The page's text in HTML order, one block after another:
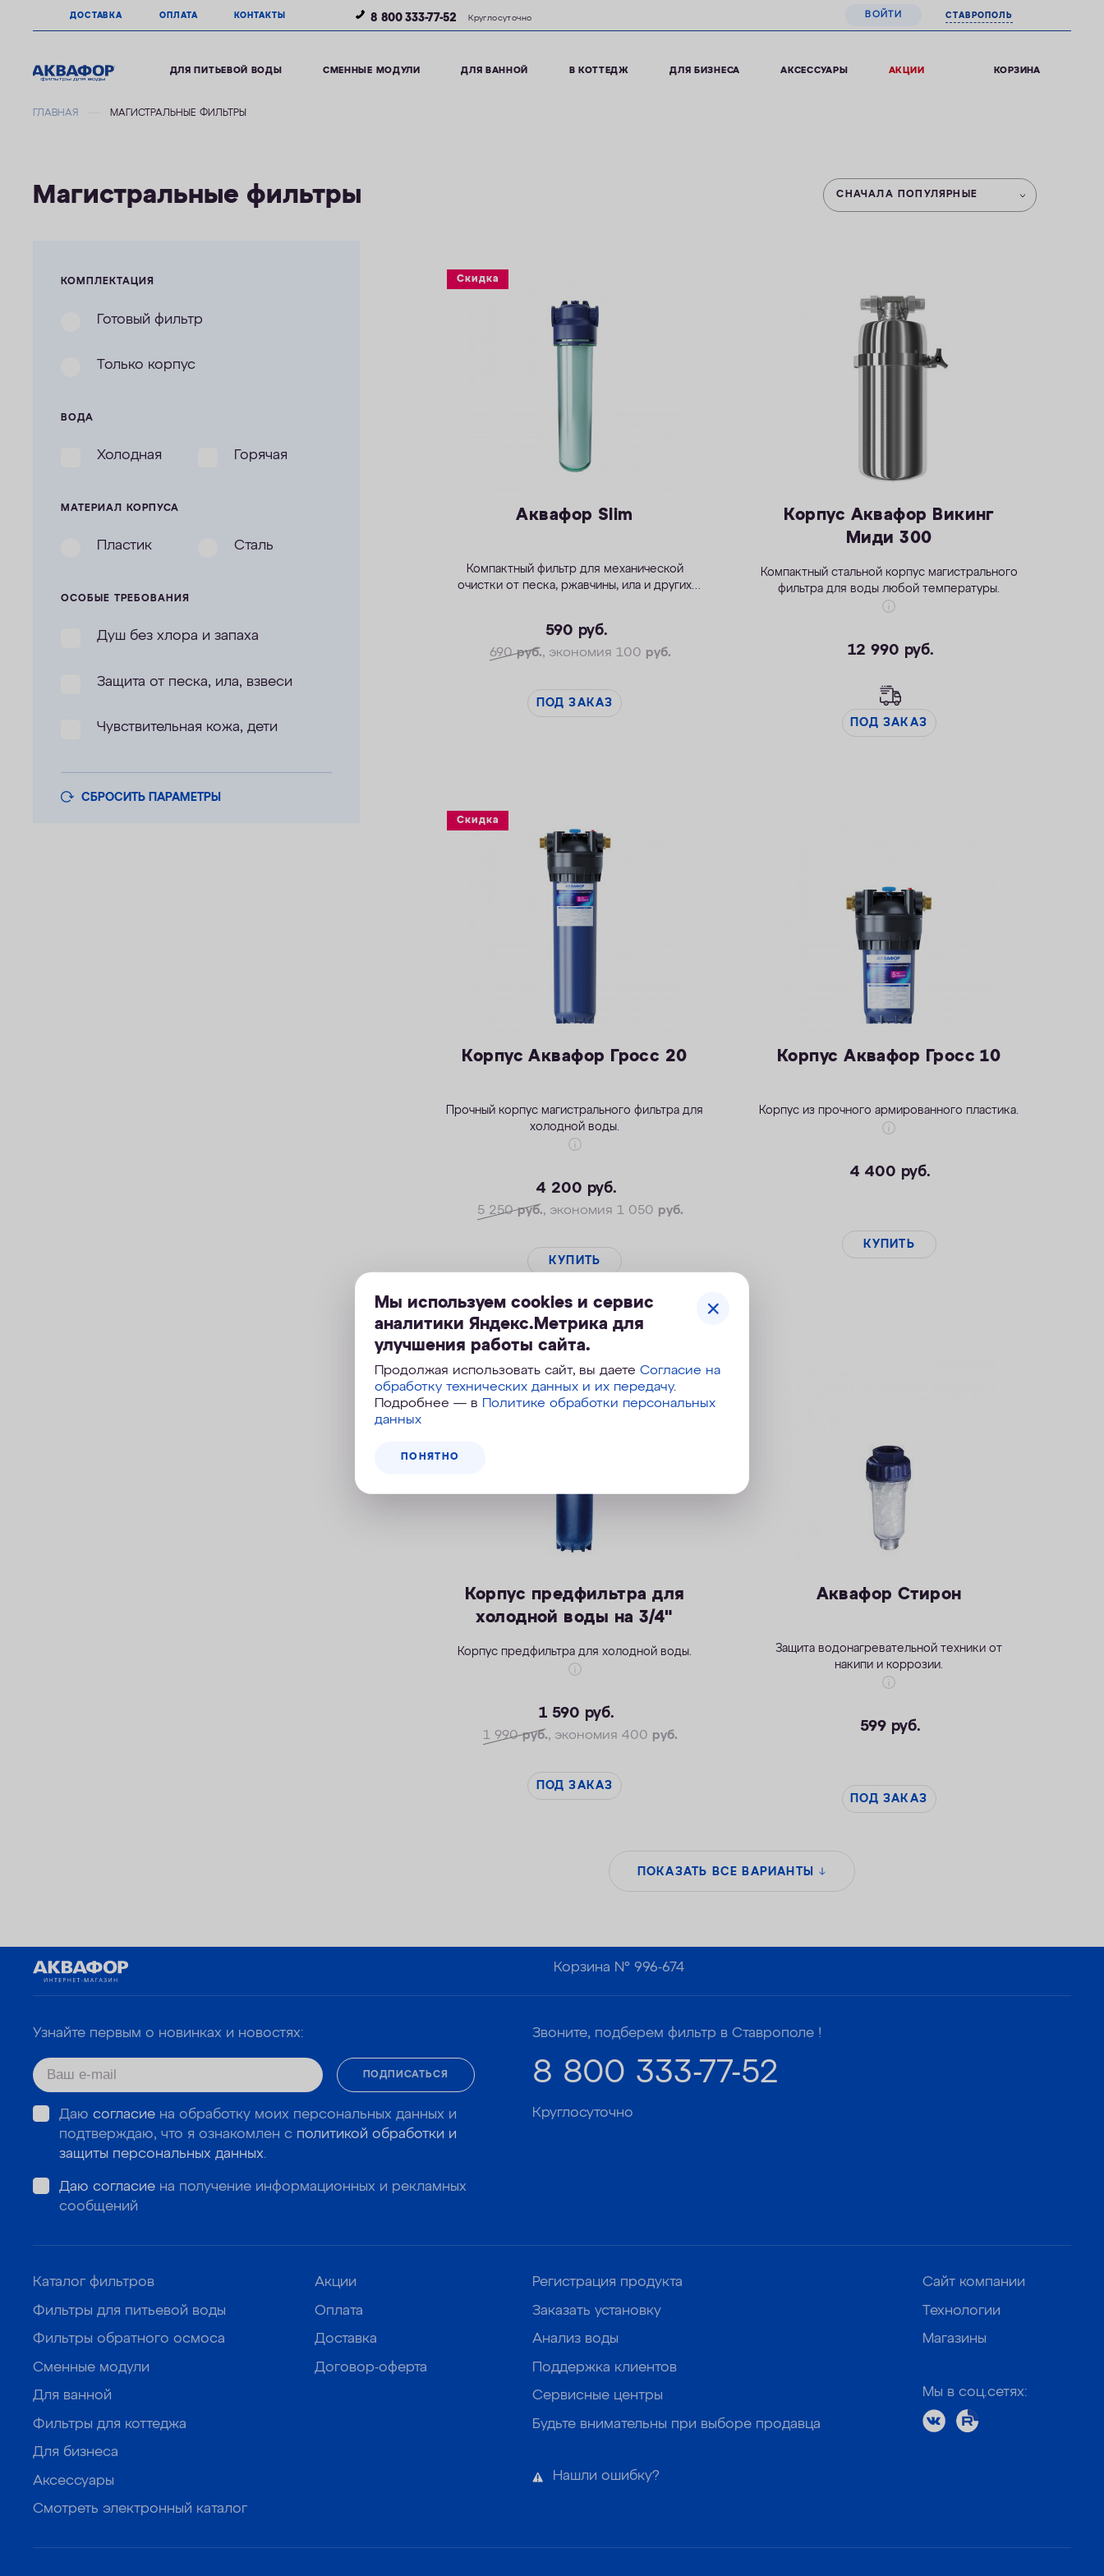
ДОСТАВКА ОПЛАТА КОНТАКТЫ 8 800 333-77-52 Круглосуточно ВОЙТИ СТАВРОПОЛЬ
ДЛЯ ПИТЬЕВОЙ ВОДЫ СМЕННЫЕ МОДУЛИ ДЛЯ ВАННОЙ В КОТТЕДЖ ДЛЯ БИЗНЕСА АКСЕССУАРЫ АКЦИИ КОРЗИНА
ГЛАВНАЯ МАГИСТРАЛЬНЫЕ ФИЛЬТРЫ
Магистральные фильтры
КОМПЛЕКТАЦИЯ
Готовый фильтр
Только корпус
ВОДА
Холодная Горячая
МАТЕРИАЛ КОРПУСА
Пластик Сталь
ОСОБЫЕ ТРЕБОВАНИЯ
Душ без хлора и запаха
Защита от песка, ила, взвеси
Чувствительная кожа, дети
СНАЧАЛА ПОПУЛЯРНЫЕ
Скидка
Аквафор Slim
Компактный фильтр для механической
очистки от песка, ржавчины, ила и других
590 руб.
690руб., экономия 100 руб.
ПОД ЗАКАЗ
Корпус Аквафор Викинг
Миди 300
Компактный стальной корпус магистрального
фильтра для воды любой температуры.
12 990 руб.
ПОД ЗАКАЗ
Скидка
Корпус Аквафор Гросс 20
Прочный корпус магистрального фильтра для
холодной воды.
4 200 руб.
5 250руб., экономия 1 050 руб.
КУПИТЬ
Корпус Аквафор Гросс 10
Корпус из прочного армированного пластика.
4 400 руб.
КУПИТЬ
Корпус предфильтра для
холодной воды на 3/4"
Корпус предфильтра для холодной воды.
1 590 руб.
1 990руб., экономия 400 руб.
ПОД ЗАКАЗ
Аквафор Стирон
Защита водонагревательной техники от
накипи и коррозии.
599 руб.
ПОД ЗАКАЗ
ПОКАЗАТЬ ВСЕ ВАРИАНТЫ
Мы используем cookies и сервис
аналитики Яндекс.Метрика для
улучшения работы сайта.
Продолжая использовать сайт, вы даете Согласие на
обработку технических данных и их передачу.
Подробнее — в Политике обработки персональных
данных
ПОНЯТНО
Корзина №996-674
Узнайте первым о новинках и новостях:
ПОДПИСАТЬСЯ
Даю согласиена обработку моих персональных данных и
подтверждаю, что я ознакомлен с политикой обработки и
защиты персональных данных.
Даю согласиена получение информационных и рекламных
сообщений
Звоните, подберем фильтр в Ставрополе !
8 800 333-77-52
Круглосуточно
Каталог фильтров
Фильтры для питьевой воды
Фильтры обратного осмоса
Сменные модули
Для ванной
Фильтры для коттеджа
Для бизнеса
Аксессуары
Смотреть электронный каталог
Акции
Оплата
Доставка
Договор-оферта
Регистрация продукта
Заказать установку
Анализ воды
Поддержка клиентов
Сервисные центры
Будьте внимательны при выборе продавца
Нашли ошибку?
Сайт компании
Технологии
Магазины
Мы в соц.сетях: